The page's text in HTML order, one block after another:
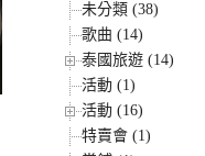
未分類 (38)
歌曲 (14)
泰國旅遊 (14)
活動 (1)
活動 (16)
特賣會 (1)